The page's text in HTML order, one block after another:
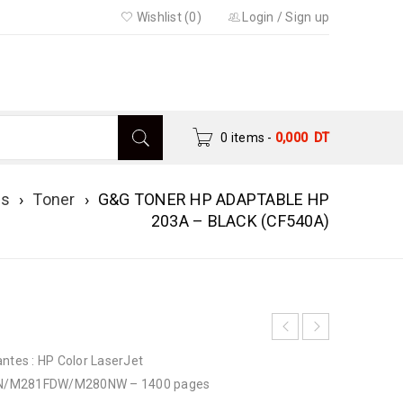
Login /Sign up
Wishlist (0)
0 items - 0,000 DT
› Toner › G&G TONER HP ADAPTABLE HP
203A – BLACK (CF540A)
: HP Color LaserJet
M280NW – 1400 pages